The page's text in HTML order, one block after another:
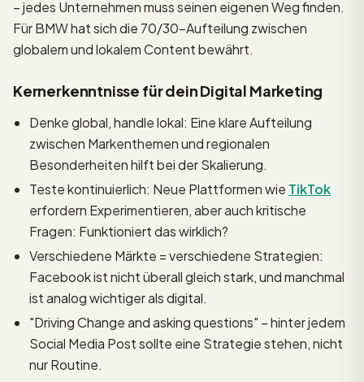
– jedes Unternehmen muss seinen eigenen Weg finden.
Für BMW hat sich die 70/30-Aufteilung zwischen
globalem und lokalem Content bewährt.
Kernerkenntnisse für dein Digital Marketing
Denke global, handle lokal: Eine klare Aufteilung
zwischen Markenthemen und regionalen
Besonderheiten hilft bei der Skalierung.
Teste kontinuierlich: Neue Plattformen wie TikTok
erfordern Experimentieren, aber auch kritische
Fragen: Funktioniert das wirklich?
Verschiedene Märkte = verschiedene Strategien:
Facebook ist nicht überall gleich stark, und manchmal
ist analog wichtiger als digital.
"Driving Change and asking questions" – hinter jedem
Social Media Post sollte eine Strategie stehen, nicht
nur Routine.